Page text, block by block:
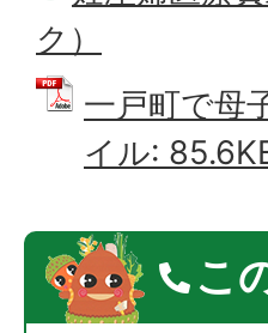
ク）
一戸町で母
イル:
こ